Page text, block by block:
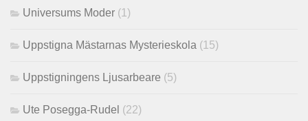
Universums Moder (1)
Uppstigna Mästarnas Mysterieskola (15)
Uppstigningens Ljusarbeare (5)
Ute Posegga-Rudel (22)